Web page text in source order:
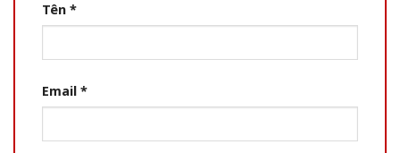
Tên *
Email *